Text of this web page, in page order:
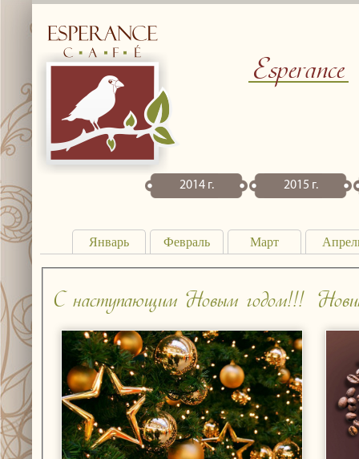
Esperance
2014 г. 2015 г.
Январь Февраль Март
С наступающим Новым годом!!!